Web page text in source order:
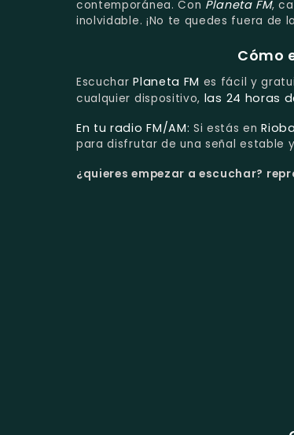
contemporánea. Con Planeta FM,
inolvidable. ¡No te quedes fuera de
Cómo
EscucharPlaneta FM es fácil y
cualquier dispositivo, las 24 horas
En tu radio FM/AM: Si estás en
para disfrutar de una señal estable
¿quieres empezar a escuchar?